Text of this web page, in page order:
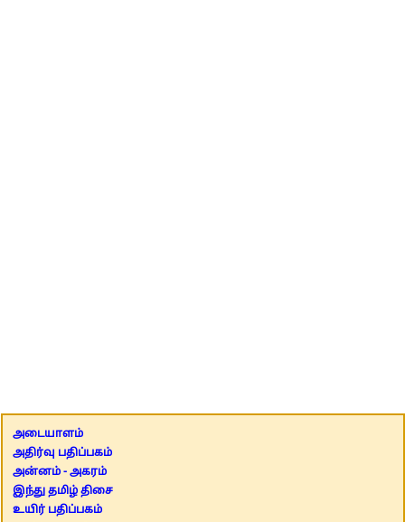
அடையாளம்
அதிர்வு பதிப்பகம்
அன்னம் - அகரம்
இந்து தமிழ் திசை
உயிர் பதிப்பகம்